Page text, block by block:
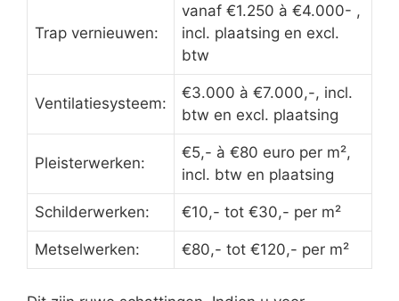
Trap vernieuwen:
vanaf €1.250 à €4.000- ,
incl. plaatsing en excl.
btw
Ventilatiesysteem:
€3.000 à €7.000,-, incl.
btw en excl. plaatsing
Pleisterwerken:
€5,- à €80 euro per m²,
incl. btw en plaatsing
Schilderwerken: €10,- tot €30,- per m²
Metselwerken: €80,- tot €120,- per m²